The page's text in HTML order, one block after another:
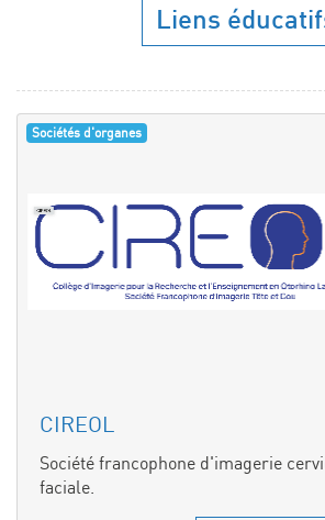
Liens
Sociétés d'organes
CIREOL
Société francophone d'imagerie
faciale.